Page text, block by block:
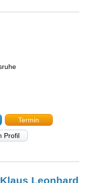
Termin
Profil
Leonhard